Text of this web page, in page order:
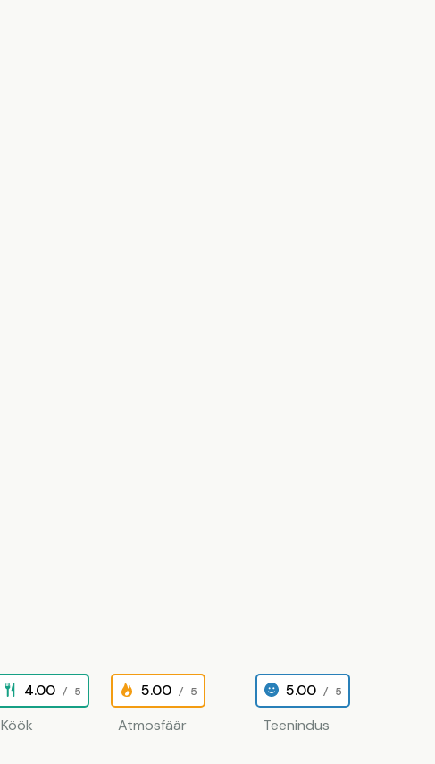
4.00/ 5
Köök
5.00 / 5
Atmosfäär
5.00 / 5
Teenindus